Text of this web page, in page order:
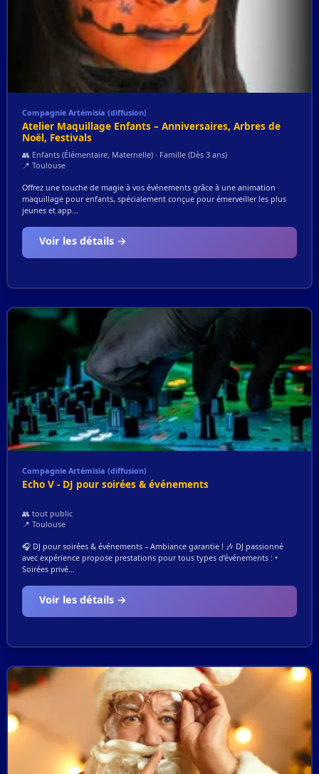
Compagnie Artémisia (diffusion)
Atelier Maquillage Enfants – Anniversaires, Arbres de
Noël, Festivals
👥 Enfants (Élémentaire, Maternelle) · Famille (Dès 3 ans)
📍 Toulouse
Offrez une touche de magie à vos événements grâce à une animation
maquillage pour enfants, spécialement conçue pour émerveiller les plus
jeunes et app...
Voir les détails →
Compagnie Artémisia (diffusion)
Echo V - DJ pour soirées & événements
👥 tout public
📍 Toulouse
🎧 DJ pour soirées & événements – Ambiance garantie ! 🎶 DJ passionné
avec expérience propose prestations pour tous types d’événements : •
Soirées privé...
Voir les détails →